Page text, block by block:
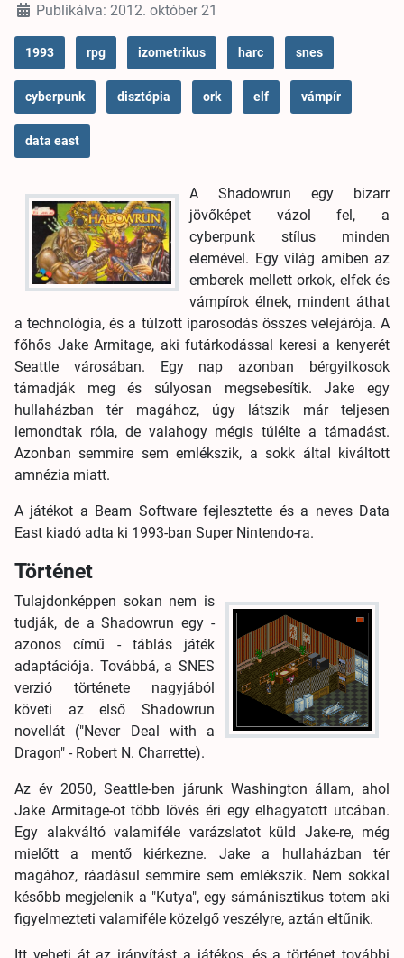
Publikálva: 2012. október 21
1993 rpg izometrikus harc snes
cyberpunk disztópia ork elf vámpír
data east
A Shadowrun egy bizarr
jövőképet vázol fel, a
cyberpunk stílus minden
elemével. Egy világ amiben az
emberek mellett orkok, elfek és
vámpírok élnek, mindent áthat
a technológia, és a túlzott iparosodás összes velejárója. A
főhős Jake Armitage, aki futárkodással keresi a kenyerét
Seattle városában. Egy nap azonban bérgyilkosok
támadják meg és súlyosan megsebesítik. Jake egy
hullaházban tér magához, úgy látszik már teljesen
lemondtak róla, de valahogy mégis túlélte a támadást.
Azonban semmire sem emlékszik, a sokk által kiváltott
amnézia miatt.
A játékot a Beam Software fejlesztette és a neves Data
East kiadó adta ki 1993-ban Super Nintendo-ra.
Történet
Tulajdonképpen sokan nem is
tudják, de a Shadowrun egy -
azonos című - táblás játék
adaptációja. Továbbá, a SNES
verzió története nagyjából
követi az első Shadowrun
novellát ("Never Deal with a
Dragon" - Robert N. Charrette).
Az év 2050, Seattle-ben járunk Washington állam, ahol
Jake Armitage-ot több lövés éri egy elhagyatott utcában.
Egy alakváltó valamiféle varázslatot küld Jake-re, még
mielőtt a mentő kiérkezne. Jake a hullaházban tér
magához, ráadásul semmire sem emlékszik. Nem sokkal
később megjelenik a "Kutya", egy sámánisztikus totem aki
figyelmezteti valamiféle közelgő veszélyre, aztán eltűnik.